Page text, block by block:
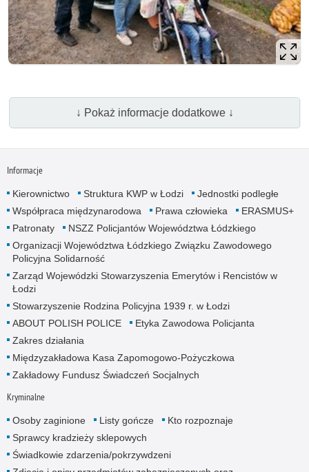
↓ Pokaż informacje dodatkowe ↓
Informacje
Kierownictwo Struktura KWP w Łodzi
Jednostki podległe
Współpraca międzynarodowa
Prawa człowieka
ERASMUS+
Patronaty
NSZZ Policjantów Województwa Łódzkiego
Organizacji Województwa Łódzkiego Związku Zawodowego
Policyjna Solidarność
Zarząd Wojewódzki Stowarzyszenia Emerytów i Rencistów w
Łodzi
Stowarzyszenie Rodzina Policyjna 1939 r. w Łodzi
ABOUT POLISH POLICE
Etyka Zawodowa Policjanta
Zakres działania
Międzyzakładowa Kasa Zapomogowo-Pożyczkowa
Zakładowy Fundusz Świadczeń Socjalnych
Kryminalne
Osoby zaginione Listy gończe
Kto rozpoznaje
Sprawcy kradzieży sklepowych
Świadkowie zdarzenia/pokrzywdzeni